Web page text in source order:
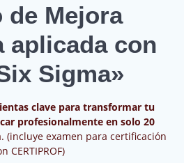
de Mejora
aplicada con
Sigma»
clave para transformar tu
profesionalmente en solo 20
(incluye examen para certificación
CERTIPROF)